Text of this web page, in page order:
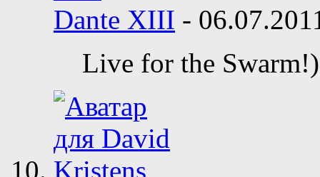
Dante XIII -
Live for the Swarm!)